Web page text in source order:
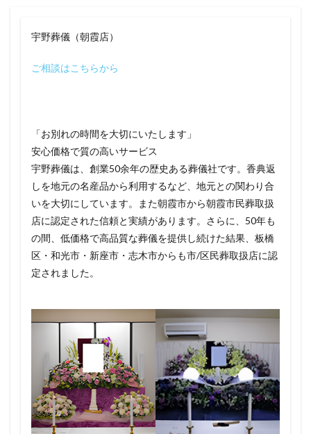
宇野葬儀（朝霞店）
ご相談はこちらから
「お別れの時間を大切にいたします」
安心価格で質の高いサービス
宇野葬儀は、創業50余年の歴史ある葬儀社です。香典返
しを地元の名産品から利用するなど、地元との関わり合
いを大切にしています。また朝霞市から朝霞市民葬取扱
店に認定された信頼と実績があります。さらに、50年も
の間、低価格で高品質な葬儀を提供し続けた結果、板橋
区・和光市・新座市・志木市からも市/区民葬取扱店に認
定されました。